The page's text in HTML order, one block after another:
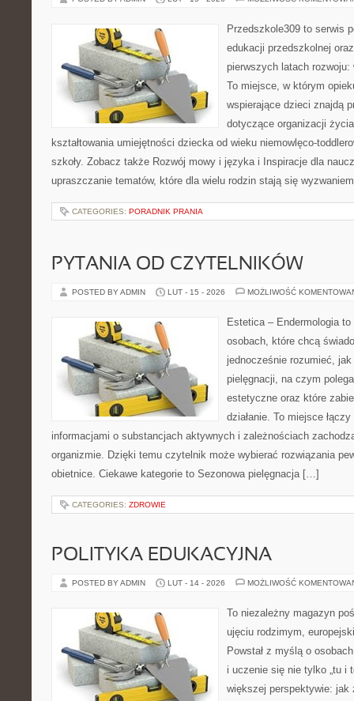
Przedszkole309 to serwis
edukacji przedszkolnej
pierwszych latach
To miejsce, w którym
wspierające dzieci znajdą
dotyczące organizacji
kształtowania umiejętności dziecka od wieku niemowlęco-
szkoły. Zobacz także Rozwój mowy i języka i Inspiracje dla
upraszczanie tematów, które dla wielu rodzin stają się
CATEGORIES: PORADNIK PRANIA
PYTANIA OD CZYTELNIKÓW
POSTED BY ADMIN LUT - 15 - 2026 MOŻLIWOŚĆ
Estetica – Endermologia
osobach, które chcą
jednocześnie rozumieć, jak
pielęgnacji, na czym
estetyczne oraz które
działanie. To miejsce
informacjami o substancjach aktywnych i zależnościach
organizmie. Dzięki temu czytelnik może wybierać rozwiązania
obietnice. Ciekawe kategorie to Sezonowa pielęgnacja […]
CATEGORIES: ZDROWIE
POLITYKA EDUKACYJNA
POSTED BY ADMIN LUT - 14 - 2026 MOŻLIWOŚĆ
To niezależny magazyn
ujęciu rodzimym,
Powstał z myślą o
i uczenie się nie tylko „tu i
większej perspektywie: jak